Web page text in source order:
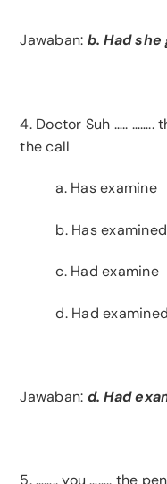
Jawaban: b. Had she
4. Doctor Suh …..
the call
a. Has examine
b. Has examined
c. Had examine
d. Had examined
Jawaban: d. Had